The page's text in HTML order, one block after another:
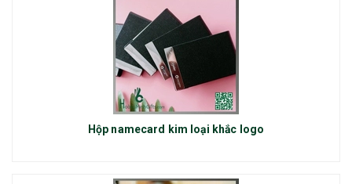
Hộp namecard kim loại khắc logo